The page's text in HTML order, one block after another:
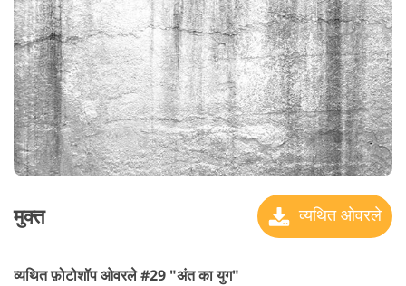
मुक्त व्यथित ओवरले
व्यथित फ़ोटोशॉप ओवरले #29 "अंत का युग"